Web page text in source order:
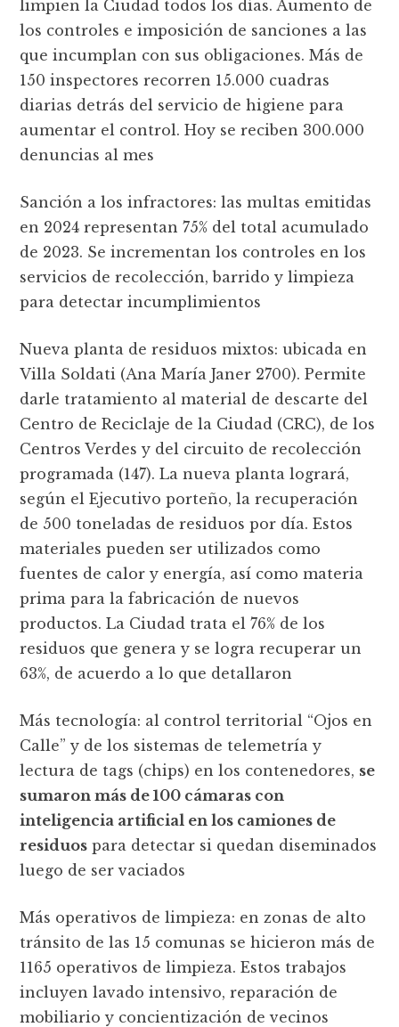
limpien la Ciudad todos los días. Aumento de
los controles e imposición de sanciones a las
que incumplan con sus obligaciones. Más de
150 inspectores recorren 15.000 cuadras
diarias detrás del servicio de higiene para
aumentar el control. Hoy se reciben 300.000
denuncias al mes
Sanción a los infractores: las multas emitidas
en 2024 representan 75% del total acumulado
de 2023. Se incrementan los controles en los
servicios de recolección, barrido y limpieza
para detectar incumplimientos
Nueva planta de residuos mixtos: ubicada en
Villa Soldati (Ana María Janer 2700). Permite
darle tratamiento al material de descarte del
Centro de Reciclaje de la Ciudad (CRC), de los
Centros Verdes y del circuito de recolección
programada (147). La nueva planta logrará,
según el Ejecutivo porteño, la recuperación
de 500 toneladas de residuos por día. Estos
materiales pueden ser utilizados como
fuentes de calor y energía, así como materia
prima para la fabricación de nuevos
productos. La Ciudad trata el 76% de los
residuos que genera y se logra recuperar un
63%, de acuerdo a lo que detallaron
Más tecnología: al control territorial “Ojos en
Calle” y de los sistemas de telemetría y
lectura de tags (chips) en los contenedores, se
sumaron más de 100 cámaras con
inteligencia artificial en los camiones de
residuos para detectar si quedan diseminados
luego de ser vaciados
Más operativos de limpieza: en zonas de alto
tránsito de las 15 comunas se hicieron más de
1165 operativos de limpieza. Estos trabajos
incluyen lavado intensivo, reparación de
mobiliario y concientización de vecinos